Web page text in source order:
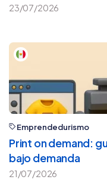
23/07/2026
Emprendedurismo
Print on demand:
bajo demanda
21/07/2026